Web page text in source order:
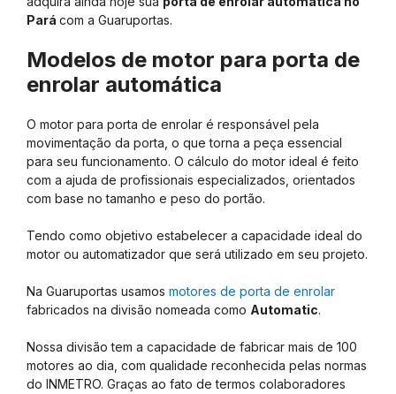
Pará com a Guaruportas.
Modelos de motor para porta de
enrolar automática
O motor para porta de enrolar é responsável pela
movimentação da porta, o que torna a peça essencial
para seu funcionamento. O cálculo do motor ideal é feito
com a ajuda de profissionais especializados, orientados
com base no tamanho e peso do portão.
Tendo como objetivo estabelecer a capacidade ideal do
motor ou automatizador que será utilizado em seu projeto.
Na Guaruportas usamos motores de porta de enrolar
fabricados na divisão nomeada como Automatic.
Nossa divisão tem a capacidade de fabricar mais de 100
motores ao dia, com qualidade reconhecida pelas normas
do INMETRO. Graças ao fato de termos colaboradores